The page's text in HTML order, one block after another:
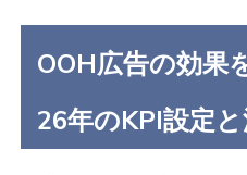
OOH広告の効果
26年のKPI設定